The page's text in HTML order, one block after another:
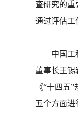
查研究的重
通过评估工
中国工程
董事长王
《“十四五
五个方面进